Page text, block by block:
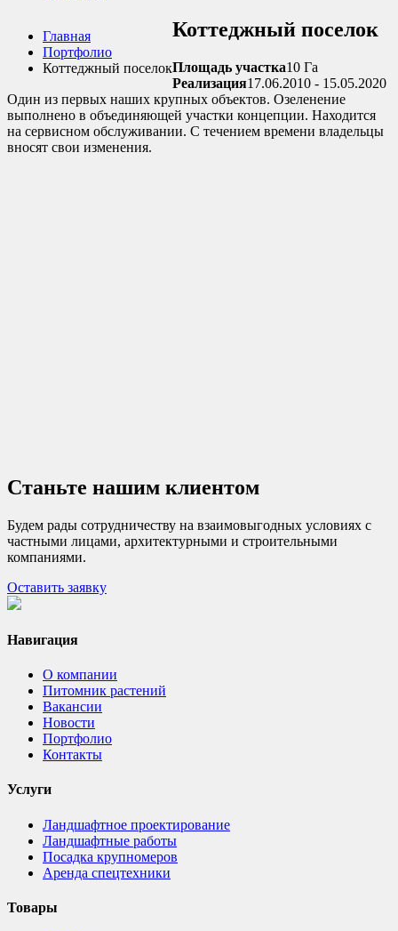
Главная
Портфолио
Коттеджный поселок
Коттеджный поселок
Площадь участка10 Га
Реализация17.06.2010 - 15.05.2020
Один из первых наших крупных объектов. Озеленение
выполнено в объединяющей участки концепции. Находится
на сервисном обслуживании. С течением времени владельцы
вносят свои изменения.
Станьте нашим клиентом
Будем рады сотрудничеству на взаимовыгодных условиях с
частными лицами, архитектурными и строительными
компаниями.
Оставить заявку
Навигация
О компании
Питомник растений
Вакансии
Новости
Портфолио
Контакты
Услуги
Ландшафтное проектирование
Ландшафтные работы
Посадка крупномеров
Аренда спецтехники
Товары